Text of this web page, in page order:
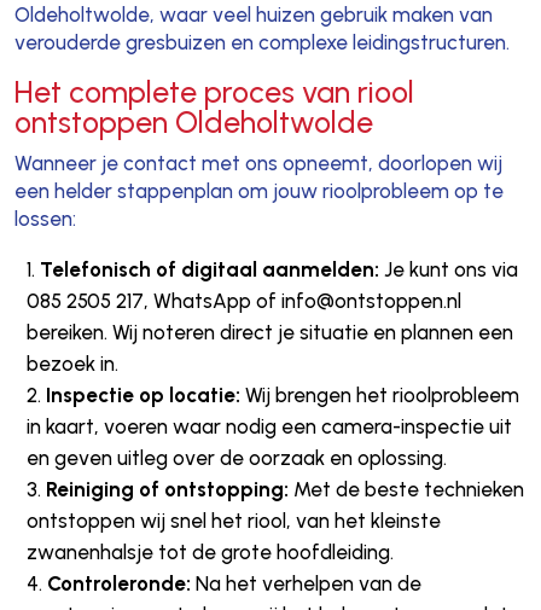
Oldeholtwolde, waar veel huizen gebruik maken van
verouderde gresbuizen en complexe leidingstructuren.
Het complete proces van riool
ontstoppen Oldeholtwolde
Wanneer je contact met ons opneemt, doorlopen wij
een helder stappenplan om jouw rioolprobleem op te
lossen:
Telefonisch of digitaal aanmelden: Je kunt ons via
085 2505 217, WhatsApp of info@ontstoppen.nl
bereiken. Wij noteren direct je situatie en plannen een
bezoek in.
Inspectie op locatie: Wij brengen het rioolprobleem
in kaart, voeren waar nodig een camera-inspectie uit
en geven uitleg over de oorzaak en oplossing.
Reiniging of ontstopping: Met de beste technieken
ontstoppen wij snel het riool, van het kleinste
zwanenhalsje tot de grote hoofdleiding.
Controleronde: Na het verhelpen van de